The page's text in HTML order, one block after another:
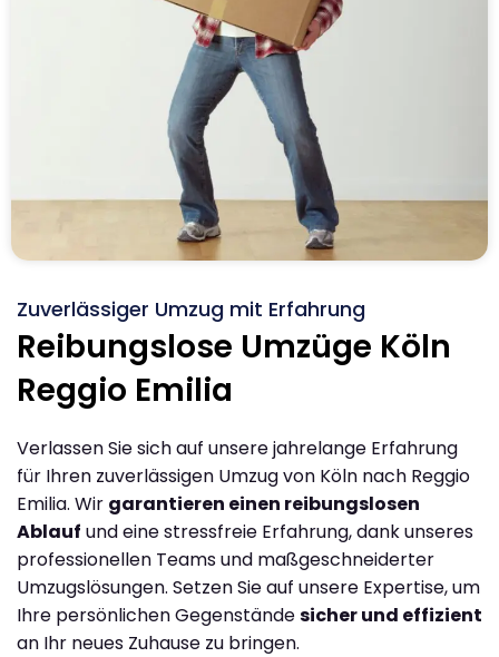
Zuverlässiger Umzug mit Erfahrung
Reibungslose Umzüge Köln
Reggio Emilia
Verlassen Sie sich auf unsere jahrelange Erfahrung
für Ihren zuverlässigen Umzug von Köln nach Reggio
Emilia. Wir garantieren einen reibungslosen
Ablauf und eine stressfreie Erfahrung, dank unseres
professionellen Teams und maßgeschneiderter
Umzugslösungen. Setzen Sie auf unsere Expertise, um
Ihre persönlichen Gegenständesicher und effizient
an Ihr neues Zuhause zu bringen.